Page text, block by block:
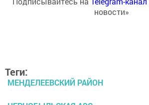
новости»
Теги:
МЕНДЕЛЕЕВСКИЙ РАЙОН